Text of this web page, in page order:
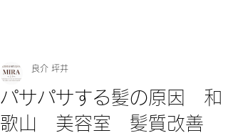
パサパサする髪の原因 和
歌山 美容室 髪質改善
良介 坪井